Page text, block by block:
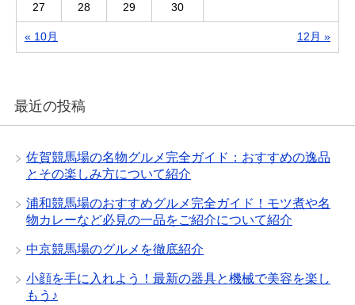
« 10月 12月 »
27 28 29 30
最近の投稿
佐賀競馬場の名物グルメ完全ガイド：おすすめの逸品
とその楽しみ方について紹介
浦和競馬場のおすすめグルメ完全ガイド！モツ煮や名
物カレーなど必見の一品をご紹介について紹介
中京競馬場のグルメを徹底紹介
小顔を手に入れよう！最新の器具と機械で美容を楽し
もう♪